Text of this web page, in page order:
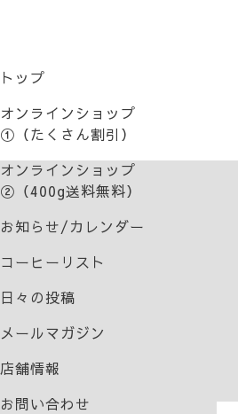
トップ
オンラインショップ
①（たくさん割引）
オンラインショップ
②（400g送料無料）
お知らせ/カレンダー
コーヒーリスト
日々の投稿
メールマガジン
店舗情報
お問い合わせ